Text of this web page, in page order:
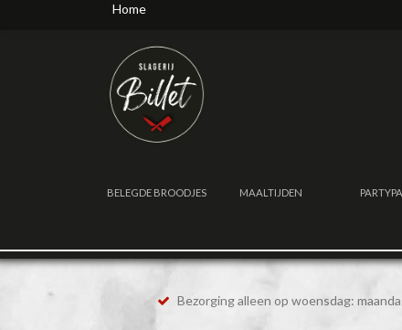
Home
BELEGDE BROODJES MAALTIJDEN
Bezorging alleen op woensdag: